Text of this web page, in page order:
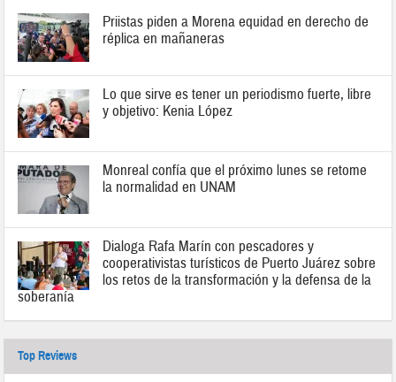
Priistas piden a Morena equidad en derecho de
réplica en mañaneras
Lo que sirve es tener un periodismo fuerte, libre
y objetivo: Kenia López
Monreal confía que el próximo lunes se retome
la normalidad en UNAM
Dialoga Rafa Marín con pescadores y
cooperativistas turísticos de Puerto Juárez sobre
los retos de la transformación y la defensa de la
soberanía
Top Reviews